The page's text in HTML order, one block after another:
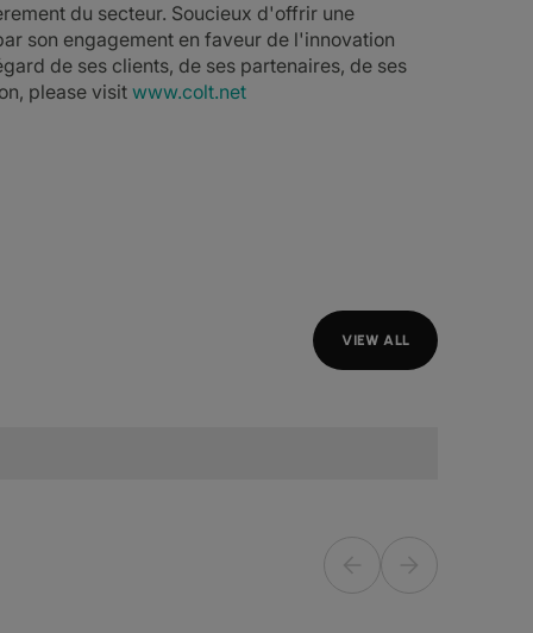
du secteur. Soucieux d'offrir une
son engagement en faveur de l'innovation
de ses clients, de ses partenaires, de ses
please visitwww.colt.net
VIEW ALL